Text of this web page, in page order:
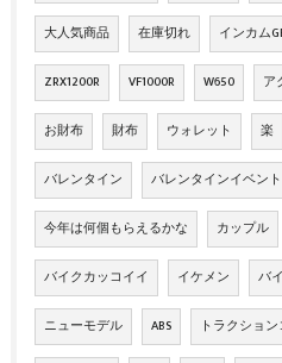
大人気商品 在庫切れ インカム
ZRX1200R VF1000R W650 ア
お財布 財布 ウォレット 楽
バレンタイン バレンタインイベント
今年は何個もらえるかな カップル
バイクカッコイイ イケメン バ
ニューモデル ABS トラクショ